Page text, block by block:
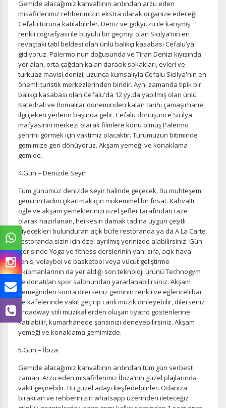
Gemide alacağımız kahvaltının ardından arzu eden
misafirlerimiz rehberimizin ekstra olarak organize edeceği
Cefalu turuna katılabilirler. Deniz ve gökyüzü ile karışmış
renkli coğrafyası ile büyülü bir geçmişi olan Sicilya’nın en
revaçtaki tatil beldesi olan ünlü balıkçı kasabası Cefalu’ya
gidiyoruz. Palermo'nun doğusunda ve Tiran Denizi kıyısında
yer alan, orta çağdan kalan daracık sokakları, evleri ve
turkuaz mavisi denizi, uzunca kumsalıyla Cefalu Sicilya'nın en
önemli turistik merkezlerinden biridir. Aynı zamanda tipik bir
balıkçı kasabası olan Cefalu'da 12 yy.da yapılmış olan ünlü
Katedrali ve Romalılar döneminden kalan tarihi çamaşırhane
ilgi çeken yerlerin başında gelir. Cefalu dönüşünce Sicilya
mafyasının merkezi olarak filmlere konu olmuş Palermo
şehrini görmek için vaktimiz olacaktır. Turumuzun bitiminde
gemimize geri dönüyoruz. Akşam yemeği ve konaklama
gemide.
4.Gün – Denizde Seyir
Tüm günümüz denizde seyir halinde geçecek. Bu muhteşem
geminin tadını çıkartmak için mükemmel bir fırsat. Kahvaltı,
öğle ve akşam yemeklerinizi özel şefler tarafından taze
olarak hazırlanan, herkesin damak tadına uygun çeşitli
yiyecekleri bulunduran açık büfe restoranda ya da A La Carte
restoranda sizin için özel ayrılmış yerinizde alabilirsiniz. Gün
içerisinde Yoga ve fitness derslerinin yanı sıra, açık hava
tenis, voleybol ve basketbol veya vücut geliştirme
ekipmanlarının da yer aldığı son teknoloji ürünü Technogym
ile donatılan spor salonundan yararlanabilirsiniz. Akşam
yemeğinden sonra dilerseniz geminin renkli ve eğlenceli bar
ve kafelerinde vakit geçirip canlı müzik dinleyebilir, dilerseniz
Broadway stili müzikallerden oluşan tiyatro gösterilerine
katılabilir, kumarhanede şansınızı deneyebilirsiniz. Akşam
yemeği ve konaklama gemimizde.
5.Gün – İbiza
Gemide alacağımız kahvaltının ardından tüm gün serbest
zaman. Arzu eden misafirlerimiz İbiza’nın güzel plajlarında
vakit geçirebilir. Bu güzel adayı keşfedebilirler. Odanıza
bırakılan ve rehberinizin whatsapp üzerinden ileteceğiz